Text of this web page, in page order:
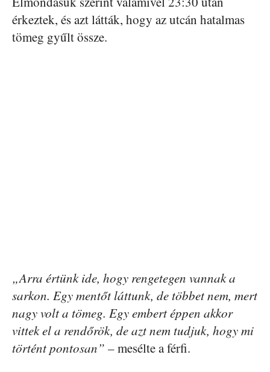
érkeztek, és azt látták, hogy az utcán hatalmas
tömeg gyűlt össze.
„Arra értünk ide, hogy rengetegen vannak a
sarkon. Egy mentőt láttunk, de többet nem, mert
nagy volt a tömeg. Egy embert éppen akkor
vittek el a rendőrök, de azt nem tudjuk, hogy mi
történt pontosan” – mesélte a férfi.